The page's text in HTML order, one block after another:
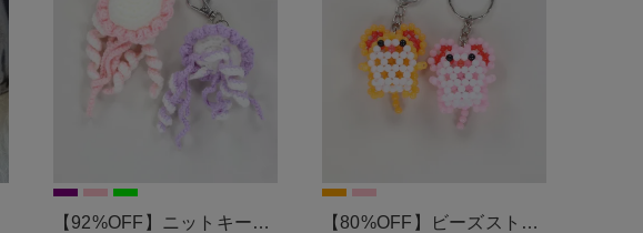
【92%OFF】ニットキーホ
【80%OFF】ビーズストラ